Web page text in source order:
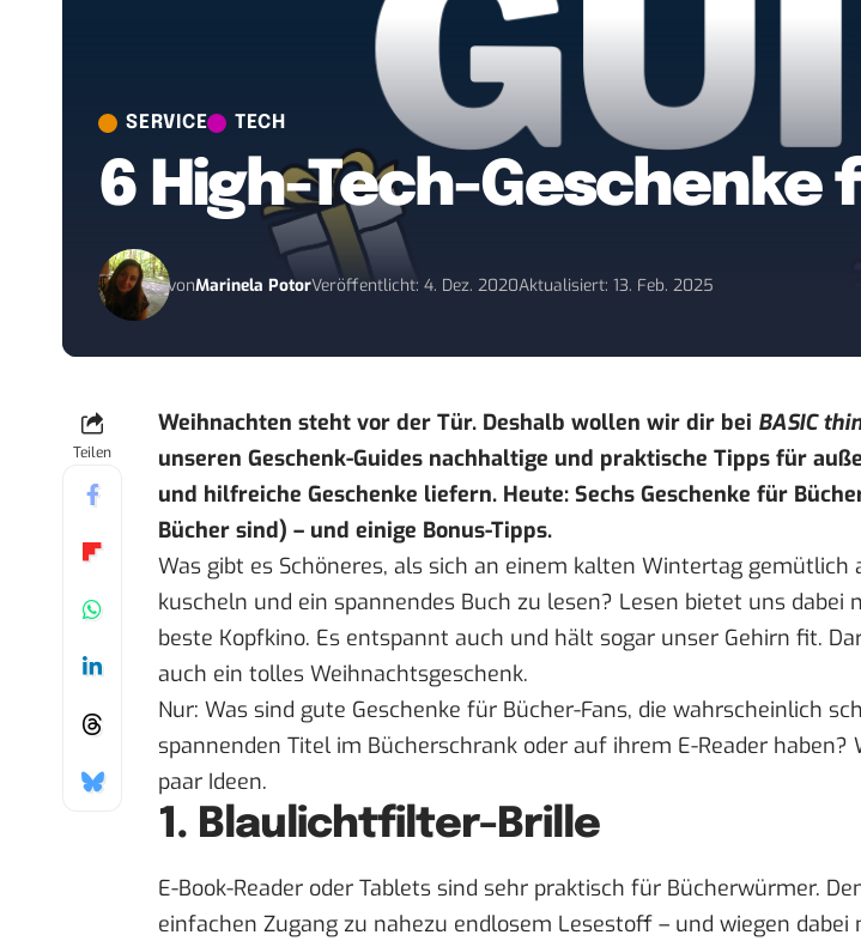
SERVICE TECH
6 High-Tech-Geschenke
vonMarinela PotorVeröffentlicht: 4. Dez. 2020Aktualisiert: 13. Feb. 2025
Teilen
Weihnachten steht vor der Tür. Deshalb wollen wir dir bei BASIC
unseren Geschenk-Guides nachhaltige und praktische Tipps für
und hilfreiche Geschenke liefern. Heute: Sechs Geschenke für
Bücher sind) – und einige Bonus-Tipps.
Was gibt es Schöneres, als sich an einem kalten Wintertag gemütlich
kuscheln und ein spannendes Buch zu lesen? Lesen bietet uns dabei
beste Kopfkino. Es entspannt auch und hält sogar unser Gehirn fit.
auch ein tolles Weihnachtsgeschenk.
Nur: Was sind gute Geschenke für Bücher-Fans, die wahrscheinlich
spannenden Titel im Bücherschrank oder auf ihrem E-Reader haben?
paar Ideen.
1. Blaulichtfilter-Brille
E-Book-Reader oder Tablets sind sehr praktisch für Bücherwürmer.
einfachen Zugang zu nahezu endlosem Lesestoff – und wiegen dabei